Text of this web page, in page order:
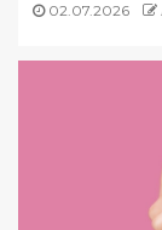
02.07.2026